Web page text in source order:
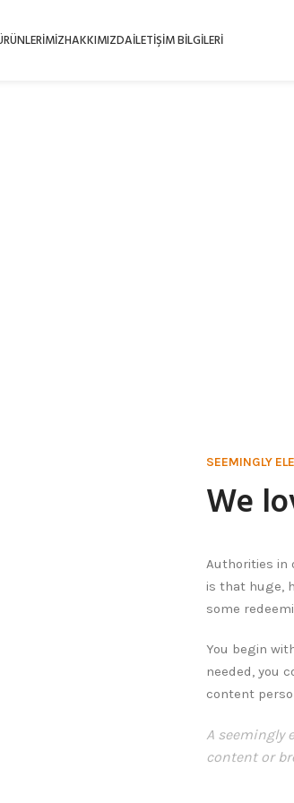
HAKKIMIZDAİLETİŞİM BİLGİLERİ
SEEMINGLY
We
Authorities in
is that huge,
some
You begin
needed, you
content
A seemingly
content or